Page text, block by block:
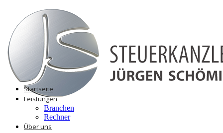
Startseite
Leistungen
Branchen
Rechner
Über uns